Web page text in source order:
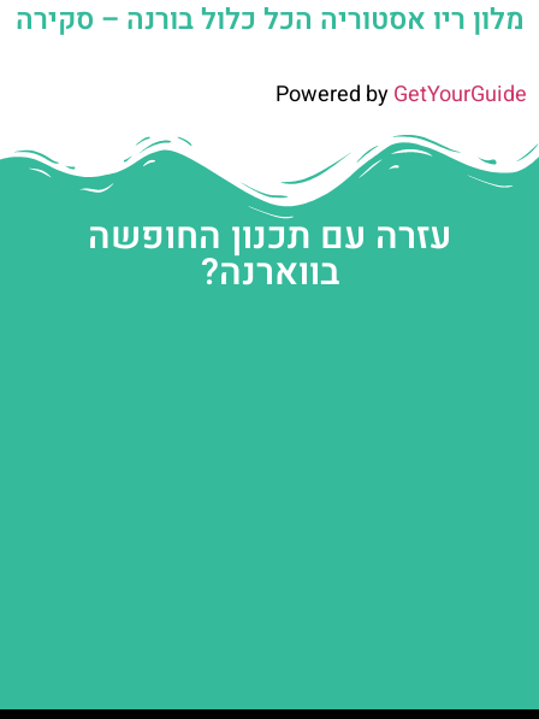
מלון ריו אסטוריה הכל כלול בורנה – סקירה
Powered byGetYourGuide
עזרה עם תכנון החופשה
בווארנה?